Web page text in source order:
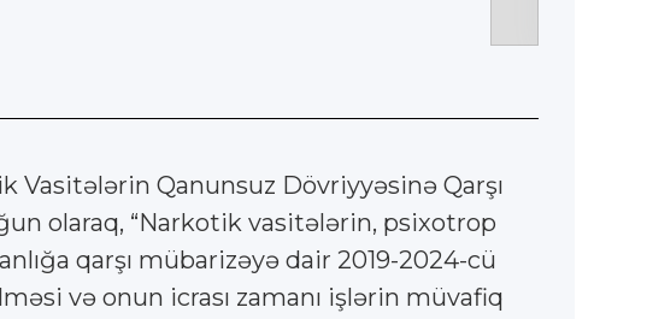
Vasitələrin Qanunsuz Dövriyyəsinə Qarşı
olaraq, “Narkotik vasitələrin, psixotrop
qarşı mübarizəyə dair 2019-2024-cü
və onun icrası zamanı işlərin müvafiq